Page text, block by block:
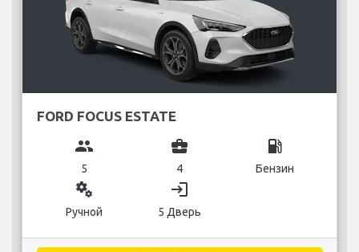
FORD FOCUS ESTATE
group
5
business_center
4
local_gas_station
Бензин
miscellaneous_services
Ручной
login
5 Дверь